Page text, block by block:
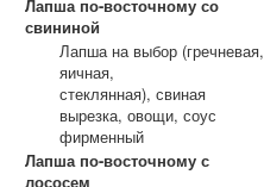
Лапша по-восточному со
свининой
Лапша на выбор (гречневая,
яичная,
стеклянная), свиная
вырезка, овощи, соус
фирменный
Лапша по-восточному с
лососем